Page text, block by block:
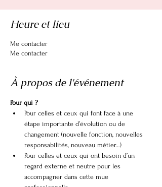
Heure et lieu
Me contacter
Me contacter
À propos de l'événement
Pour qui ?
Pour celles et ceux qui font face à une
étape importante d’évolution ou de
changement (nouvelle fonction, nouvelles
responsabilités, nouveau métier…)
Pour celles et ceux qui ont besoin d’un
regard externe et neutre pour les
accompagner dans cette mue